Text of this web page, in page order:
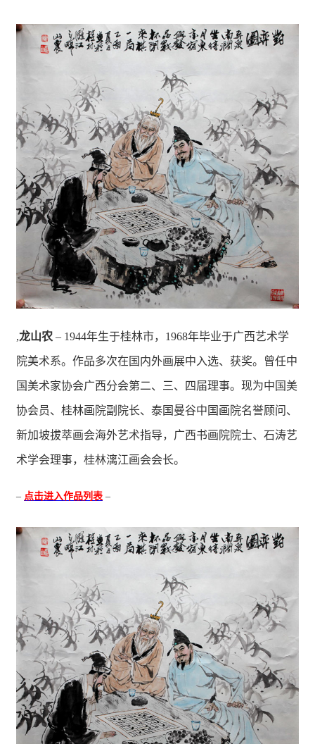
,龙山农 – 1944年生于桂林市，1968年毕业于广西艺术学
院美术系。作品多次在国内外画展中入选、获奖。曾任中
国美术家协会广西分会第二、三、四届理事。现为中国美
协会员、桂林画院副院长、泰国曼谷中国画院名誉顾问、
新加坡拔萃画会海外艺术指导，广西书画院院士、石涛艺
术学会理事，桂林漓江画会会长。
– 点击进入作品列表 –